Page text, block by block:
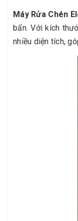
Máy Rửa Chén
bẩn. Với kích
nhiều diện tích,